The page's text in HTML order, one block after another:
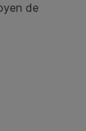
de